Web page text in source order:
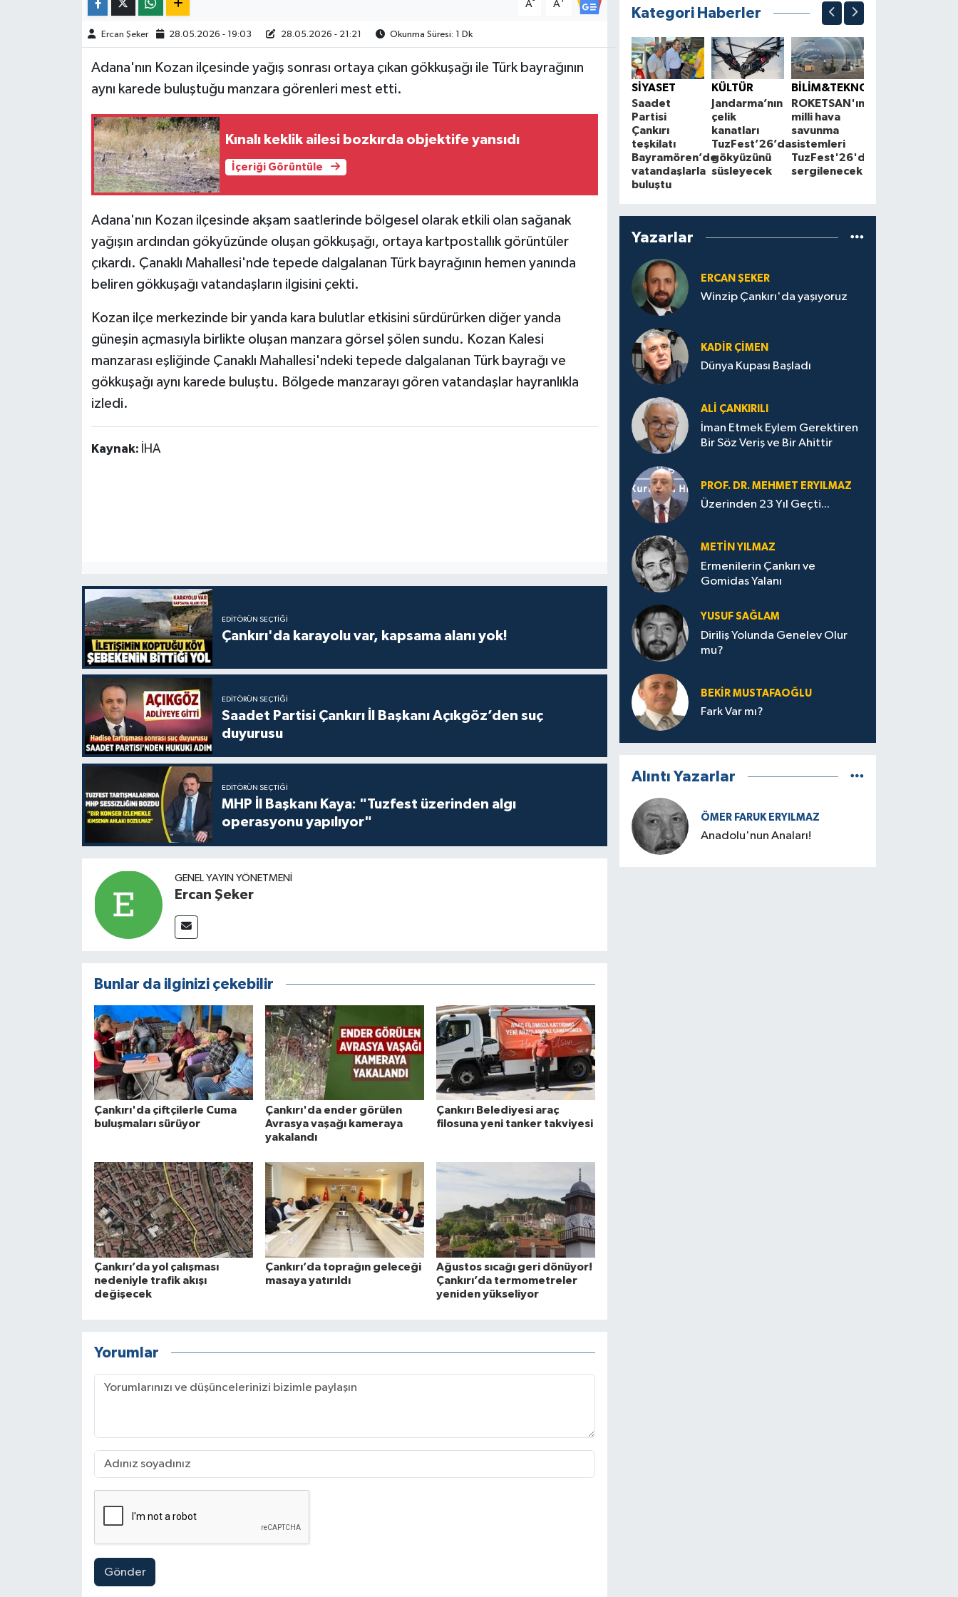
A A
Ercan Şeker 28.05.2026 - 19:03 28.05.2026 - 21:21 Okunma Süresi: 1 Dk
Adana'nın Kozan ilçesinde yağış sonrası ortaya çıkan gökkuşağı ile Türk bayrağının
aynı karede buluştuğu manzara görenleri mest etti.
Kınalı keklik ailesi bozkırda objektife yansıdı
İçeriği Görüntüle
Adana'nın Kozan ilçesinde akşam saatlerinde bölgesel olarak etkili olan sağanak
yağışın ardından gökyüzünde oluşan gökkuşağı, ortaya kartpostallık görüntüler
çıkardı. Çanaklı Mahallesi'nde tepede dalgalanan Türk bayrağının hemen yanında
beliren gökkuşağı vatandaşların ilgisini çekti.
Kozan ilçe merkezinde bir yanda kara bulutlar etkisini sürdürürken diğer yanda
güneşin açmasıyla birlikte oluşan manzara görsel şölen sundu. Kozan Kalesi
manzarası eşliğinde Çanaklı Mahallesi'ndeki tepede dalgalanan Türk bayrağı ve
gökkuşağı aynı karede buluştu. Bölgede manzarayı gören vatandaşlar hayranlıkla
izledi.
Kaynak: İHA
EDITÖRÜN SEÇTIĞI
Çankırı'da karayolu var, kapsama alanı yok!
EDITÖRÜN SEÇTIĞI
Saadet Partisi Çankırı İl Başkanı Açıkgöz’den suç
duyurusu
EDITÖRÜN SEÇTIĞI
MHP İl Başkanı Kaya: "Tuzfest üzerinden algı
operasyonu yapılıyor"
GENEL YAYIN YÖNETMENI
Ercan Şeker
Bunlar da ilginizi çekebilir
Çankırı'da çiftçilerle Cuma
buluşmaları sürüyor
Çankırı'da ender görülen
Avrasya vaşağı kameraya
yakalandı
Çankırı Belediyesi araç
filosuna yeni tanker takviyesi
Çankırı’da yol çalışması
nedeniyle trafik akışı
değişecek
Çankırı’da toprağın geleceği
masaya yatırıldı
Ağustos sıcağı geri dönüyor!
Çankırı’da termometreler
yeniden yükseliyor
Yorumlar
Gönder
Kategori Haberler
SİYASET
Saadet
Partisi
Çankırı
teşkilatı
Bayramören’de
vatandaşlarla
buluştu
KÜLTÜR
Jandarma’nın
çelik
kanatları
TuzFest’26’da
gökyüzünü
süsleyecek
BİLİM&TEKNOLOJİ
ROKETSAN'ın
milli hava
savunma
sistemleri
TuzFest'26'da
sergilenecek
Yazarlar
ERCAN ŞEKER
Winzip Çankırı'da yaşıyoruz
KADIR ÇIMEN
Dünya Kupası Başladı
ALI ÇANKIRILI
İman Etmek Eylem Gerektiren
Bir Söz Veriş ve Bir Ahittir
PROF. DR. MEHMET ERYILMAZ
Üzerinden 23 Yıl Geçti...
METIN YILMAZ
Ermenilerin Çankırı ve
Gomidas Yalanı
YUSUF SAĞLAM
Diriliş Yolunda Genelev Olur
mu?
BEKIR MUSTAFAOĞLU
Fark Var mı?
Alıntı Yazarlar
ÖMER FARUK ERYILMAZ
Anadolu'nun Anaları!
TÜRKİYE